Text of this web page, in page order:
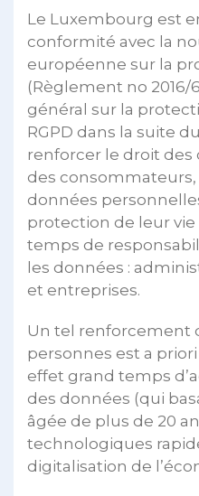
Le Luxembourg est
conformité avec la
européenne sur la
(Règlement no
général sur la
RGPD dans la suite
renforcer le droit des
des
données
protection de leur
temps de
les données :
et entreprises.
Un tel renforcement
personnes est a
effet grand temps
des données (qui
âgée de plus de 20
technologiques
digitalisation de